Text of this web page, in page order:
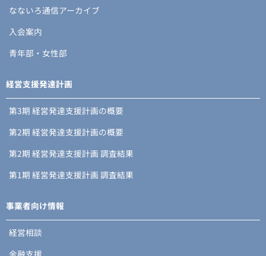
なないろ通信アーカイブ
入会案内
青年部・女性部
経営支援発達計画
第3期 経営発達支援計画の概要
第2期 経営発達支援計画の概要
第2期 経営発達支援計画 調査結果
第1期 経営発達支援計画 調査結果
事業者向け情報
経営相談